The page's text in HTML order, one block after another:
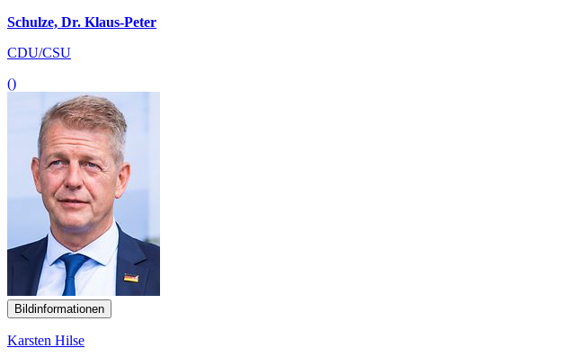
Schulze, Dr. Klaus-Peter
CDU/CSU
()
Bildinformationen
Karsten Hilse